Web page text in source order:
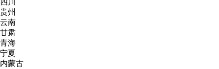
四川
贵州
云南
甘肃
青海
宁夏
内蒙古